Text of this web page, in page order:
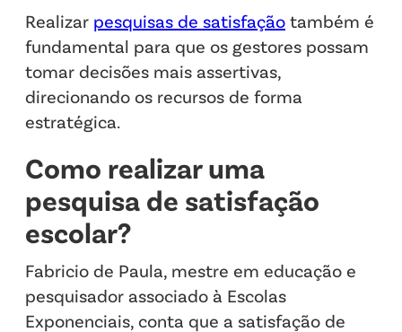
Realizar pesquisas de satisfação também é
fundamental para que os gestores possam
tomar decisões mais assertivas,
direcionando os recursos de forma
estratégica.
Como realizar uma
pesquisa de satisfação
escolar?
Fabricio de Paula, mestre em educação e
pesquisador associado à Escolas
Exponenciais, conta que a satisfação de